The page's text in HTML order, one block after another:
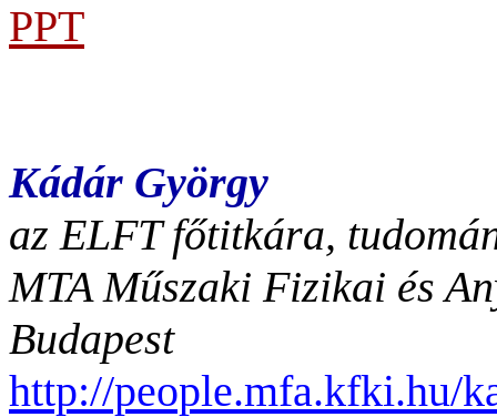
PPT
Kádár György
az ELFT főtitkára,
MTA Műszaki Fizikai és
Budapest
http://people.mfa.kfki.hu/